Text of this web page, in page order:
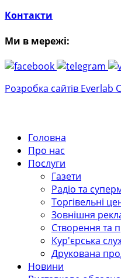
Контакти
Ми в мережі:
Розробка сайтів Everlab
Головна
Про нас
Послуги
Газети
Радіо та
Торгівельні
Зовнішня
Створення та
Кур'єрська
Друкована
Новини